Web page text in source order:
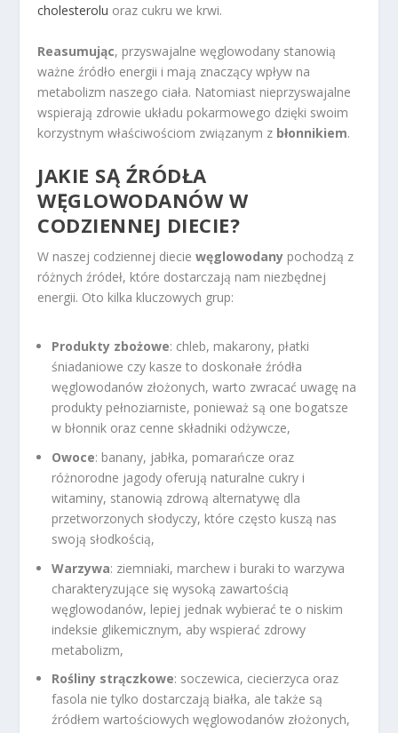
cholesterolu oraz cukru we krwi.
Reasumując, przyswajalne węglowodany stanowią
ważne źródło energii i mają znaczący wpływ na
metabolizm naszego ciała. Natomiast nieprzyswajalne
wspierają zdrowie układu pokarmowego dzięki swoim
korzystnym właściwościom związanym z błonnikiem.
JAKIE SĄ ŹRÓDŁA
WĘGLOWODANÓW W
CODZIENNEJ DIECIE?
W naszej codziennej dieciewęglowodany pochodzą z
różnych źródeł, które dostarczają nam niezbędnej
energii. Oto kilka kluczowych grup:
Produkty zbożowe: chleb, makarony, płatki
śniadaniowe czy kasze to doskonałe źródła
węglowodanów złożonych, warto zwracać uwagę na
produkty pełnoziarniste, ponieważ są one bogatsze
w błonnik oraz cenne składniki odżywcze,
Owoce: banany, jabłka, pomarańcze oraz
różnorodne jagody oferują naturalne cukry i
witaminy, stanowią zdrową alternatywę dla
przetworzonych słodyczy, które często kuszą nas
swoją słodkością,
Warzywa: ziemniaki, marchew i buraki to warzywa
charakteryzujące się wysoką zawartością
węglowodanów, lepiej jednak wybierać te o niskim
indeksie glikemicznym, aby wspierać zdrowy
metabolizm,
Rośliny strączkowe: soczewica, ciecierzyca oraz
fasola nie tylko dostarczają białka, ale także są
źródłem wartościowych węglowodanów złożonych,